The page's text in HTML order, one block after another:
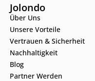
Jolondo
Über Uns
Unsere Vorteile
Vertrauen & Sicherheit
Nachhaltigkeit
Blog
Partner Werden